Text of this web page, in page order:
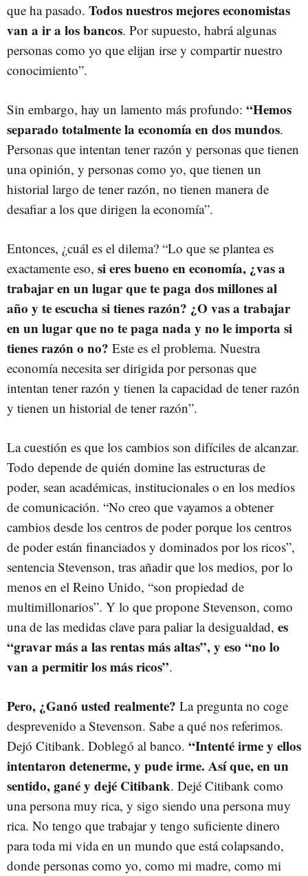
que ha pasado. Todos nuestros mejores economistas
van a ir a los bancos. Por supuesto, habrá algunas
personas como yo que elijan irse y compartir nuestro
conocimiento”.
Sin embargo, hay un lamento más profundo: “Hemos
separado totalmente la economía en dos mundos.
Personas que intentan tener razón y personas que tienen
una opinión, y personas como yo, que tienen un
historial largo de tener razón, no tienen manera de
desafiar a los que dirigen la economía”.
Entonces, ¿cuál es el dilema? “Lo que se plantea es
exactamente eso, si eres bueno en economía, ¿vas a
trabajar en un lugar que te paga dos millones al
año y te escucha si tienes razón? ¿O vas a trabajar
en un lugar que no te paga nada y no le importa si
tienes razón o no? Este es el problema. Nuestra
economía necesita ser dirigida por personas que
intentan tener razón y tienen la capacidad de tener razón
y tienen un historial de tener razón”.
La cuestión es que los cambios son difíciles de alcanzar.
Todo depende de quién domine las estructuras de
poder, sean académicas, institucionales o en los medios
de comunicación. “No creo que vayamos a obtener
cambios desde los centros de poder porque los centros
de poder están financiados y dominados por los ricos”,
sentencia Stevenson, tras añadir que los medios, por lo
menos en el Reino Unido, “son propiedad de
multimillonarios”. Y lo que propone Stevenson, como
una de las medidas clave para paliar la desigualdad, es
“gravar más a las rentas más altas”, y eso “no lo
van a permitir los más ricos”.
Pero, ¿Ganó usted realmente? La pregunta no coge
desprevenido a Stevenson. Sabe a qué nos referimos.
Dejó Citibank. Doblegó al banco. “Intenté irme y ellos
intentaron detenerme, y pude irme. Así que, en un
sentido, gané y dejé Citibank. Dejé Citibank como
una persona muy rica, y sigo siendo una persona muy
rica. No tengo que trabajar y tengo suficiente dinero
para toda mi vida en un mundo que está colapsando,
donde personas como yo, como mi madre, como mi